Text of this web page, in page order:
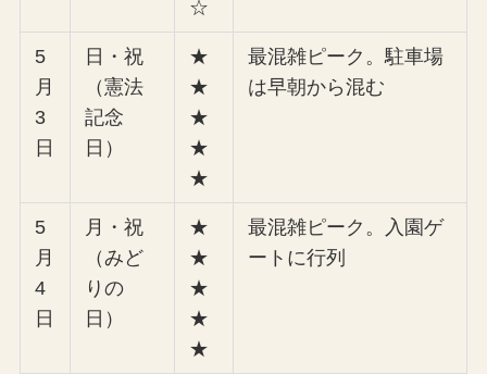
☆
5
月
3
日
日・祝
（憲法
記念
日）
★
★
★
★
★
最混雑ピーク。駐車場
は早朝から混む
5
月
4
日
月・祝
（みど
りの
日）
★
★
★
★
★
最混雑ピーク。入園ゲ
ートに行列